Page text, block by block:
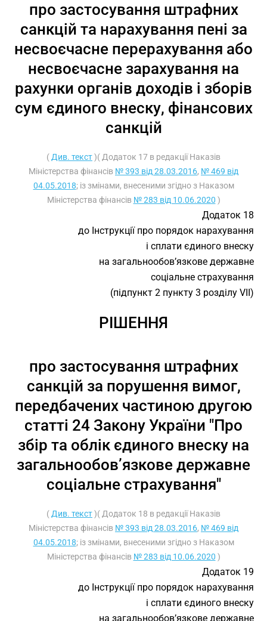
про застосування штрафних
санкцій та нарахування пені за
несвоєчасне перерахування або
несвоєчасне зарахування на
рахунки органів доходів і зборів
сум єдиного внеску, фінансових
санкцій
( Див. текст)( Додаток 17 в редакції Наказів
Міністерства фінансів № 393 від 28.03.2016, № 469 від
04.05.2018; із змінами, внесеними згідно з Наказом
Міністерства фінансів № 283 від 10.06.2020 )
Додаток 18
до Інструкції про порядок нарахування
і сплати єдиного внеску
на загальнообов’язкове державне
соціальне страхування
(підпункт 2 пункту 3 розділу VII)
РІШЕННЯ
про застосування штрафних
санкцій за порушення вимог,
передбачених частиною другою
статті 24 Закону України "Про
збір та облік єдиного внеску на
загальнообов’язкове державне
соціальне страхування"
( Див. текст)( Додаток 18 в редакції Наказів
Міністерства фінансів № 393 від 28.03.2016, № 469 від
04.05.2018; із змінами, внесеними згідно з Наказом
Міністерства фінансів № 283 від 10.06.2020 )
Додаток 19
до Інструкції про порядок нарахування
і сплати єдиного внеску
на загальнообов’язкове державне